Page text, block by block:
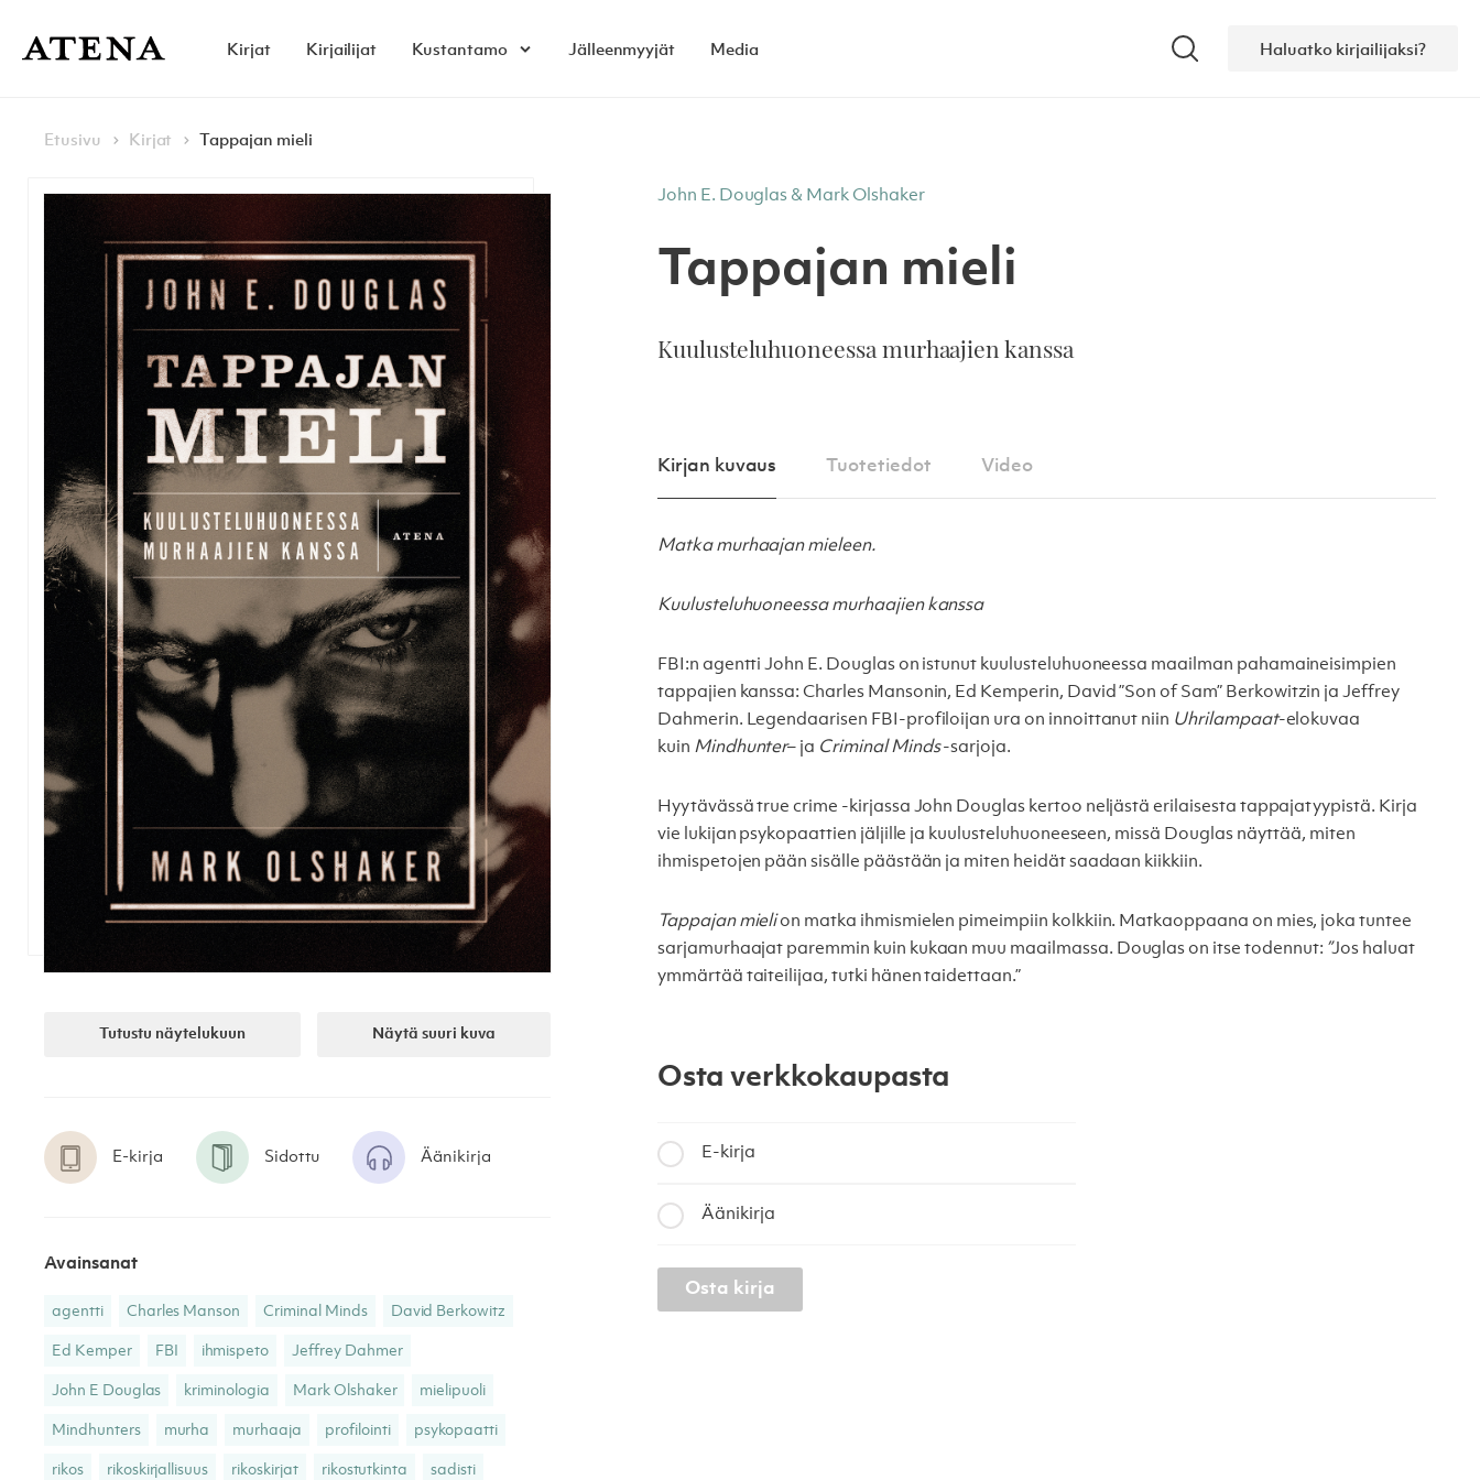
Atena Kustannus
Kirjat Kirjailijat Kustantamo Open child menu
Jälleenmyyjät Media Haluatko kirjailijaksi?
Hae
Navigoi
Browse:
Etusivu Kirjat Tappajan mieli
Tutustu näytelukuun Näytä suuri kuva
E-kirja Sidottu Äänikirja
Avainsanat
agentti Charles Manson Criminal Minds David Berkowitz
Ed Kemper FBI ihmispeto Jeffrey Dahmer
John E Douglas kriminologia Mark Olshaker mielipuoli
Mindhunters murha murhaaja profilointi psykopaatti
rikos rikoskirjallisuus rikoskirjat rikostutkinta sadisti
John E. Douglas & Mark Olshaker
Tappajan mieli
Kuulusteluhuoneessa murhaajien kanssa
Kirjan kuvaus Tuotetiedot Video
Matka murhaajan mieleen.
Kuulusteluhuoneessa murhaajien kanssa
FBI:n agentti John E. Douglas on istunut kuulusteluhuoneessa maailman pahamaineisimpien
tappajien kanssa: Charles Mansonin, Ed Kemperin, David ”Son of Sam” Berkowitzin ja Jeffrey
Dahmerin. Legendaarisen FBI-profiloijan ura on innoittanut niin Uhrilampaat-elokuvaa
kuin Mindhunter– ja Criminal Minds-sarjoja.
Hyytävässä true crime -kirjassa John Douglas kertoo neljästä erilaisesta tappajatyypistä. Kirja
vie lukijan psykopaattien jäljille ja kuulusteluhuoneeseen, missä Douglas näyttää, miten
ihmispetojen pään sisälle päästään ja miten heidät saadaan kiikkiin.
Tappajan mielion matka ihmismielen pimeimpiin kolkkiin. Matkaoppaana on mies, joka tuntee
sarjamurhaajat paremmin kuin kukaan muu maailmassa. Douglas on itse todennut: ”Jos haluat
ymmärtää taiteilijaa, tutki hänen taidettaan.”
Osta verkkokaupasta
E-kirja
Äänikirja
Osta kirja